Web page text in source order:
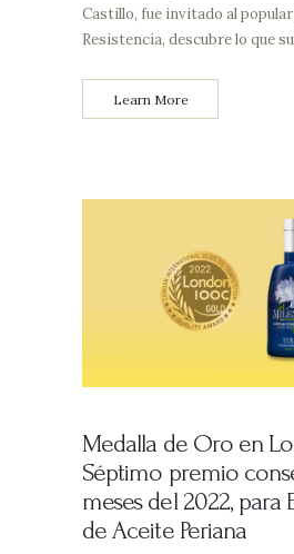
Castillo, fue invitado al
Resistencia, descubre lo que
Learn More
Medalla de Oro en
Séptimo premio
meses del 2022, para
de Aceite Periana